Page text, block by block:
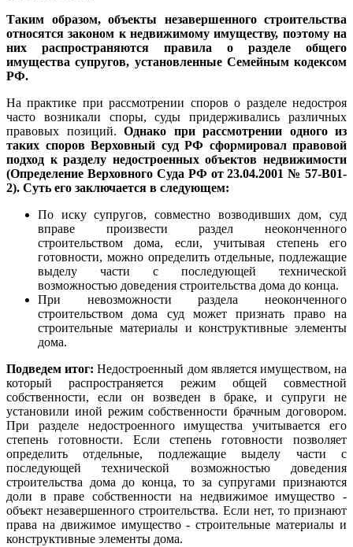
Таким образом, объекты незавершенного строительства
относятся законом к недвижимому имуществу, поэтому на
них распространяются правила о разделе общего
имущества супругов, установленные Семейным кодексом
РФ.
На практике при рассмотрении споров о разделе недостроя
часто возникали споры, суды придерживались различных
правовых позиций. Однако при рассмотрении одного из
таких споров Верховный суд РФ сформировал правовой
подход к разделу недостроенных объектов недвижимости
(Определение Верховного Суда РФ от 23.04.2001 № 57-В01-
2). Суть его заключается в следующем:
По иску супругов, совместно возводивших дом, суд
вправе произвести раздел неоконченного
строительством дома, если, учитывая степень его
готовности, можно определить отдельные, подлежащие
выделу части с последующей технической
возможностью доведения строительства дома до конца.
При невозможности раздела неоконченного
строительством дома суд может признать право на
строительные материалы и конструктивные элементы
дома.
Подведем итог: Недостроенный дом является имуществом, на
который распространяется режим общей совместной
собственности, если он возведен в браке, и супруги не
установили иной режим собственности брачным договором.
При разделе недостроенного имущества учитывается его
степень готовности. Если степень готовности позволяет
определить отдельные, подлежащие выделу части с
последующей технической возможностью доведения
строительства дома до конца, то за супругами признаются
доли в праве собственности на недвижимое имущество -
объект незавершенного строительства. Если нет, то признают
права на движимое имущество - строительные материалы и
конструктивные элементы дома.